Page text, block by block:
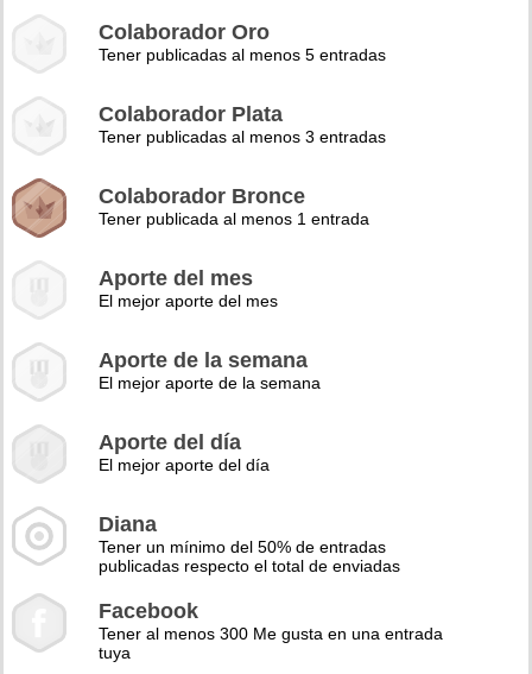
Colaborador Oro
Tener publicadas al menos 5 entradas
Colaborador Plata
Tener publicadas al menos 3 entradas
Colaborador Bronce
Tener publicada al menos 1 entrada
Aporte del mes
El mejor aporte del mes
Aporte de la semana
El mejor aporte de la semana
Aporte del día
El mejor aporte del día
Diana
Tener un mínimo del 50% de entradas
publicadas respecto el total de enviadas
Facebook
Tener al menos 300 Me gusta en una entrada
tuya